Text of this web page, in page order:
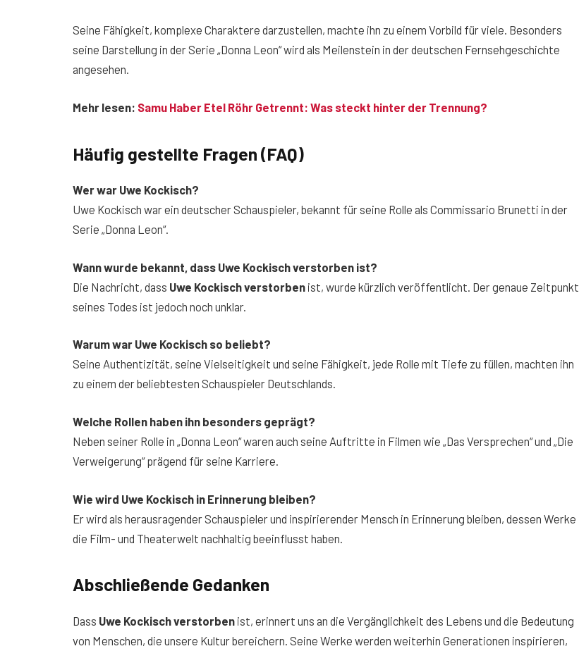
Seine Fähigkeit, komplexe Charaktere darzustellen, machte ihn zu einem Vorbild für viele. Besonders
seine Darstellung in der Serie „Donna Leon“ wird als Meilenstein in der deutschen Fernsehgeschichte
angesehen.
Mehr lesen: Samu Haber Etel Röhr Getrennt: Was steckt hinter der Trennung?
Häufig gestellte Fragen (FAQ)
Wer war Uwe Kockisch?
Uwe Kockisch war ein deutscher Schauspieler, bekannt für seine Rolle als Commissario Brunetti in der
Serie „Donna Leon“.
Wann wurde bekannt, dass Uwe Kockisch verstorben ist?
Die Nachricht, dass Uwe Kockisch verstorben ist, wurde kürzlich veröffentlicht. Der genaue Zeitpunkt
seines Todes ist jedoch noch unklar.
Warum war Uwe Kockisch so beliebt?
Seine Authentizität, seine Vielseitigkeit und seine Fähigkeit, jede Rolle mit Tiefe zu füllen, machten ihn
zu einem der beliebtesten Schauspieler Deutschlands.
Welche Rollen haben ihn besonders geprägt?
Neben seiner Rolle in „Donna Leon“ waren auch seine Auftritte in Filmen wie „Das Versprechen“ und „Die
Verweigerung“ prägend für seine Karriere.
Wie wird Uwe Kockisch in Erinnerung bleiben?
Er wird als herausragender Schauspieler und inspirierender Mensch in Erinnerung bleiben, dessen Werke
die Film- und Theaterwelt nachhaltig beeinflusst haben.
Abschließende Gedanken
Dass Uwe Kockisch verstorben ist, erinnert uns an die Vergänglichkeit des Lebens und die Bedeutung
von Menschen, die unsere Kultur bereichern. Seine Werke werden weiterhin Generationen inspirieren,